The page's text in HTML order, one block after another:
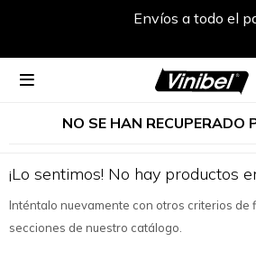
Envíos a todo el

NO SE HAN RECUPERADO
¡Lo sentimos! No hay productos
Inténtalo nuevamente con otros criterios de
secciones de nuestro catálogo.